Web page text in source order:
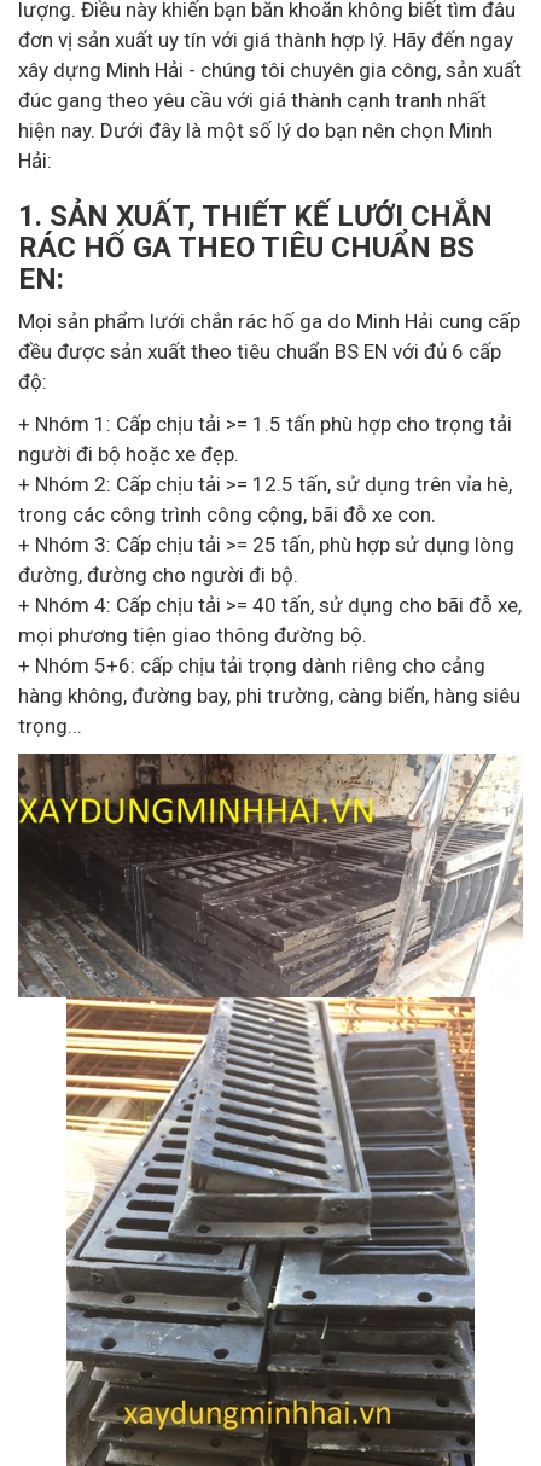
lượng. Điều này khiến bạn băn khoăn không biết tìm đâu
đơn vị sản xuất uy tín với giá thành hợp lý. Hãy đến ngay
xây dựng Minh Hải - chúng tôi chuyên gia công, sản xuất
đúc gang theo yêu cầu với giá thành cạnh tranh nhất
hiện nay. Dưới đây là một số lý do bạn nên chọn Minh
Hải:
1. SẢN XUẤT, THIẾT KẾ LƯỚI CHẮN
RÁC HỐ GA THEO TIÊU CHUẨN BS
EN:
Mọi sản phẩm lưới chắn rác hố ga do Minh Hải cung cấp
đều được sản xuất theo tiêu chuẩn BS EN với đủ 6 cấp
độ:
+ Nhóm 1: Cấp chịu tải >= 1.5 tấn phù hợp cho trọng tải
người đi bộ hoặc xe đẹp.
+ Nhóm 2: Cấp chịu tải >= 12.5 tấn, sử dụng trên vỉa hè,
trong các công trình công cộng, bãi đỗ xe con.
+ Nhóm 3: Cấp chịu tải >= 25 tấn, phù hợp sử dụng lòng
đường, đường cho người đi bộ.
+ Nhóm 4: Cấp chịu tải >= 40 tấn, sử dụng cho bãi đỗ xe,
mọi phương tiện giao thông đường bộ.
+ Nhóm 5+6: cấp chịu tải trọng dành riêng cho cảng
hàng không, đường bay, phi trường, càng biển, hàng siêu
trọng...